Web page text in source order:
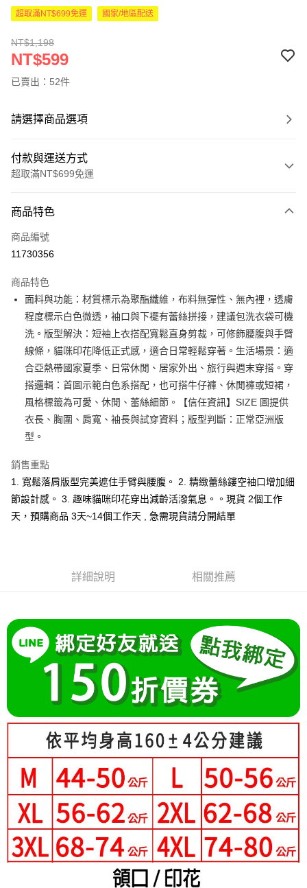
超取滿NT$699免運 國家/地區配送
NT$1,198
NT$599
已賣出：52件
請選擇商品選項
付款與運送方式
超取滿NT$699免運
信用卡一次付款
超商取貨付款
Apple Pay
街口支付
悠遊付
Google Pay
全支付
全盈+PAY
相關說明
【大哥付你分期使用說明】
1.本服務由台灣大哥大提供，台灣大哥大用戶可立即使用無須另外申請。
2.付款方式選擇「大哥付你分期」，訂單成立後會自動跳轉到大哥付的交易
流程，驗證手機門號後，選擇欲分期的期數、繳款截止日，確認付款後即完
法說明評估內容。
2.透過簡訊連結打開帳單後，可選擇「超商條碼／台灣大直營門市／銀行轉
帳／街口支付／iPASS MONEY」等通路繳費。
【注意事項】
1.本服務係由「台灣大哥大股份有限公司」（以下簡稱本公司）所提供，讓
用戶於交易時，得透過本服務購買商品或服務，並由商店將買賣／分期付款
買賣價金債權讓與本公司後，依約使用本公司帳單繳交帳款。
2.基於同意付款使用「大哥付你分期」之契約關係目的，商店將以您的個人
由本公司與您本人進行分期帳單所需資料之確認、核對及更正。
3.完整用戶服務條款，請詳閱以下連結：
https://oppay.tw/userRule
【關於「AFTEE先享後付」】
２．便利：只要手機號碼，簡訊認證，即可結帳。
３．安心：先確認商品／服務後，再付款。
１．於結帳方式選擇「AFTEE先享後付」後，將跳轉至「AFTEE先享後付」
結帳頁面，進行簡訊認證並確認金額後，即可完成結帳。
２．訂單成立數日內，您將收到繳費通知簡訊。
３．收到繳費通知簡訊後14天內，點擊此簡訊中的連結，可透過四大超商／
ATM／網路銀行／等多元方式進行付款，方視為交易完成。
※ 請注意：結帳手續完成當下不需立刻繳費，但若您需要取消訂單，請聯絡
購買商品的店家。未經商家同意取消之訂單仍視為有效，需透過AFTEE先享
※ 交易是否成功請以「AFTEE先享後付 」之結帳頁面顯示為準，若有關於
是否繳費成功／繳費後需取消欲退款等相關疑問，請聯繫「AFTEE先享後付
客戶支援中心」https://netprotections.freshdesk.com/support/home
【注意事項】
１．透過由恩沛科技股份有限公司提供之「AFTEE先享後付」服務完成之交
易，需依本服務之必要範圍內提供個人資料，並將交易相關給付款項請求債
權轉讓予恩沛科技股份有限公司。
２．關於個人資料處理事宜，請瀏覽以下網址：
https://aftee.tw/terms/#terms3
３．未成年的使用者請事先徵得法定代理人或監護人之同意方可使用
「AFTEE先享後付」，若未經同意申辦者引起之損失，本公司不負相關責
４．使用「AFTEE先享後付」時，將依據個別帳號之用戶狀況，依本公司即
會員帳號後，即可在購物車使用 Hami Point 折抵消費金額 (1點等於1元)。
全家付款取貨
每筆NT$80，滿NT$699(含以上)免運費
付款後全家取貨
每筆NT$80，滿NT$699(含以上)免運費
付款後萊爾富取貨
每筆NT$80，滿NT$699(含以上)免運費
每筆NT$80，滿NT$699(含以上)免運費
付款後7-11取貨
每筆NT$80，滿NT$699(含以上)免運費
宅配
每筆NT$70，滿NT$699(含以上)免運費
商品特色
商品編號
11730356
商品特色
面料與功能：材質標示為聚酯纖維，布料無彈性、無內裡，透膚
程度標示白色微透，袖口與下襬有蕾絲拼接，建議包洗衣袋可機
洗。版型解決：短袖上衣搭配寬鬆直身剪裁，可修飾腰腹與手臂
線條，貓咪印花降低正式感，適合日常輕鬆穿著。生活場景：適
合亞熱帶國家夏季、日常休閒、居家外出、旅行與週末穿搭。穿
搭邏輯：首圖示範白色系搭配，也可搭牛仔褲、休閒褲或短裙，
風格標籤為可愛、休閒、蕾絲細節。【信任資訊】SIZE 圖提供
衣長、胸圍、肩寬、袖長與試穿資料；版型判斷：正常亞洲版
型。
銷售重點
1. 寬鬆落肩版型完美遮住手臂與腰腹。 2. 精緻蕾絲鏤空袖口增加細
節設計感。 3. 趣味貓咪印花穿出減齡活潑氣息。。現貨 2個工作
天，預購商品 3天~14個工作天 , 急需現貨請分開結單
詳細說明 相關推薦